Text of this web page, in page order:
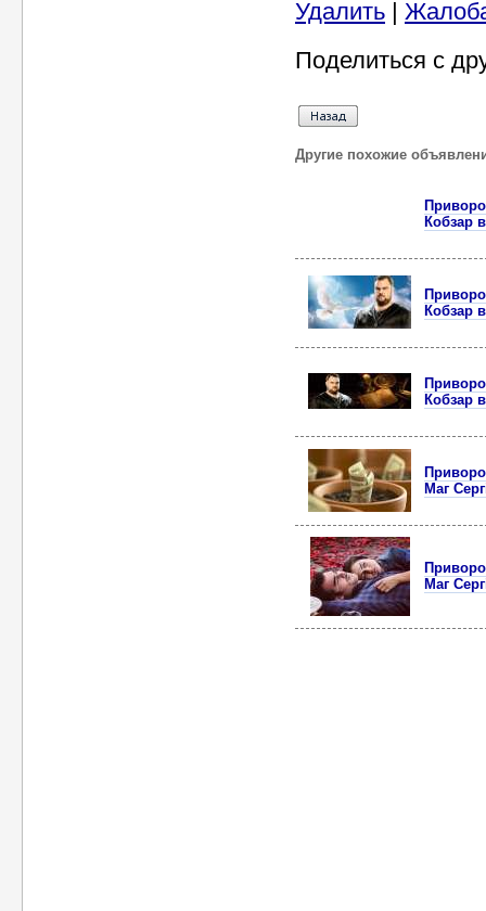
Удалить |
Поделиться с
Другие похожие
Кобзар
Кобзар
Кобзар
Маг
Маг